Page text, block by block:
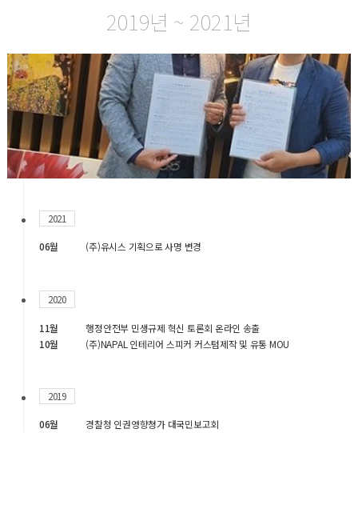
2019년 ~ 2021년
2021
06월 (주)유시스 기획으로 사명 변경
2020
11월
행정안전부 민생규제 혁신 토론회 온라인 송출
10월
(주)NAPAL 인테리어 스피커 커스텀제작 및 유통 MOU
2019
06월 경찰청 인권영향쳥가 대국민보고회